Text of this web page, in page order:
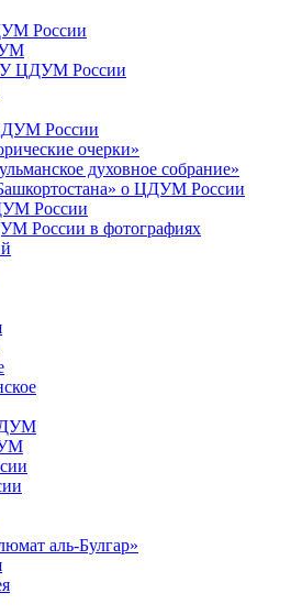
России
ЦДУМ России
России
очерки»
духовное собрание»
о ЦДУМ России
России
России в фотографиях
аль-Булгар»